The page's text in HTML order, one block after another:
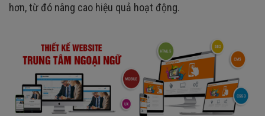
hơn, từ đó nâng cao hiệu quả hoạt động.